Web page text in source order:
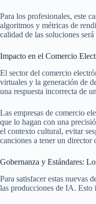
Para los profesionales, este
algoritmos y métricas de
calidad de las soluciones
Impacto en el Comercio
El sector del comercio
virtuales y la generación de
una respuesta incorrecta de
Las empresas de comercio
que lo hagan con una
el contexto cultural, evitar
canciones a tener un director
Gobernanza y Estándares:
Para satisfacer estas nuevas
las producciones de IA. Esto